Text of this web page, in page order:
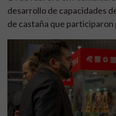
desarrollo de capacidades
de castaña que participaron